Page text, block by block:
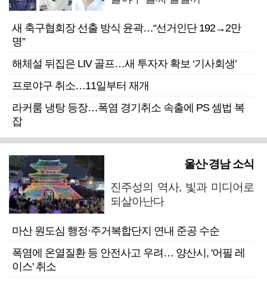
새 축구협회장 선출 방식 윤곽…“선거인단 192→2만
명”
해체설 뒤집은 LIV 골프…새 투자자 확보 ‘기사회생’
프로야구 취소…11일부터 재개
라커룸 냉탕 등장…폭염 경기취소 속출에 PS 셈법 복
잡
울산·경남 소식
진주성의 역사, 빛과 미디어로
되살아난다
마산 원도심 행정·주거복합단지 연내 준공 수순
폭염에 온열질환 등 안전사고 우려… 양산시, '어필 레
이스' 취소